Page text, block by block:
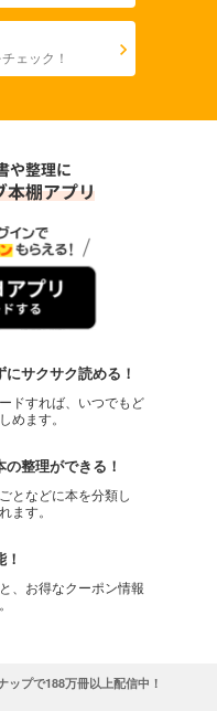
ェック！
サクサク読める！
ドすれば、いつでもど
めます。
整理ができる！
となどに本を分類し
ます。
、お得なクーポン情報
プで188万冊以上配信中！